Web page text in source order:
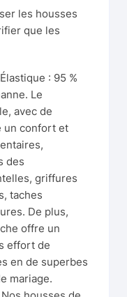
les housses
que les
: 95 %
Le
avec de
un confort et
des
griffures
taches
De plus,
offre un
effort de
en de superbes
mariage.